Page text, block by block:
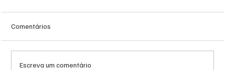
Comentários
Escreva um comentário